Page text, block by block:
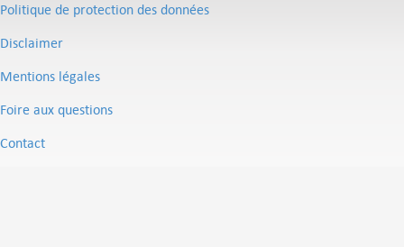
Politique de protection des données
Disclaimer
Mentions légales
Foire aux questions
Contact